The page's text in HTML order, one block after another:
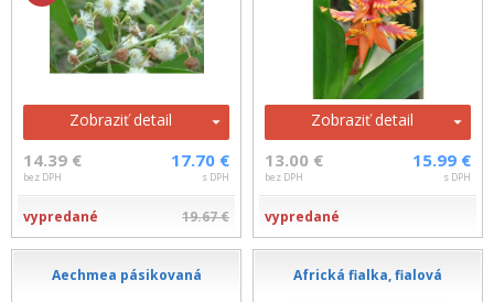
Zobraziť detail
14.39 €
bez DPH
17.70 €
s DPH
vypredané 19.67 €
Zobraziť detail
13.00 €
bez DPH
15.99 €
s DPH
vypredané
Aechmea pásikovaná Africká fialka, fialová